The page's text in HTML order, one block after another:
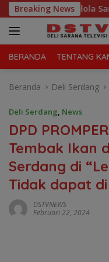
Langsung
ke
konten
Breaking News
Kelola Sampah
BERANDA TENTANG
Beranda Deli Serdang
Deli Serdang, News
DPD
Tembak Ikan
Serdang di
Tidak dapat
DSTVNEWS
Februari 22, 2024